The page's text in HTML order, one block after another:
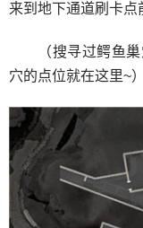
来到地下通道刷卡点
（搜寻过鳄鱼
穴的点位就在这里~）